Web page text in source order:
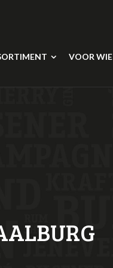
VOOR WIE